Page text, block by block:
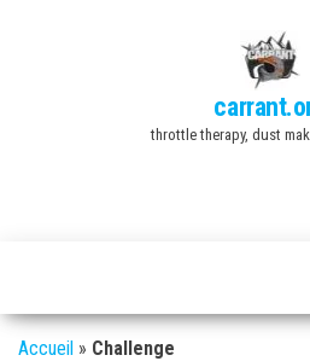
throttle therapy, dust
Accueil » Challenge